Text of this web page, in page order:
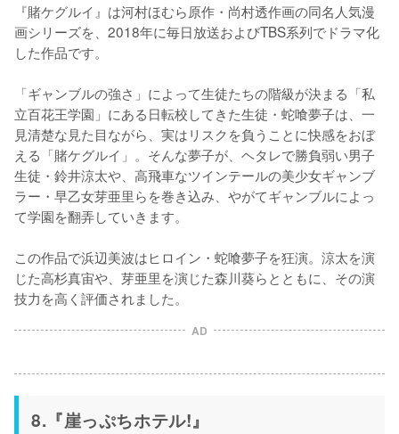
『賭ケグルイ』は河村ほむら原作・尚村透作画の同名人気漫
画シリーズを、2018年に毎日放送およびTBS系列でドラマ化
した作品です。
「ギャンブルの強さ」によって生徒たちの階級が決まる「私
立百花王学園」にある日転校してきた生徒・蛇喰夢子は、一
見清楚な見た目ながら、実はリスクを負うことに快感をおぼ
える「賭ケグルイ」。そんな夢子が、ヘタレで勝負弱い男子
生徒・鈴井涼太や、高飛車なツインテールの美少女ギャンブ
ラー・早乙女芽亜里らを巻き込み、やがてギャンブルによっ
て学園を翻弄していきます。
この作品で浜辺美波はヒロイン・蛇喰夢子を狂演。涼太を演
じた高杉真宙や、芽亜里を演じた森川葵らとともに、その演
技力を高く評価されました。
AD
8.『崖っぷちホテル!』